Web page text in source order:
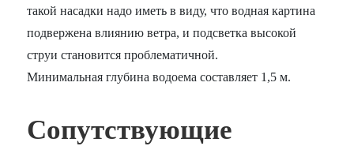
такой насадки надо иметь в виду, что водная картина
подвержена влиянию ветра, и подсветка высокой
струи становится проблематичной.
Минимальная глубина водоема составляет 1,5 м.
Сопутствующие